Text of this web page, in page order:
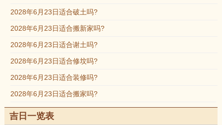
2028年6月23日适合破土吗?
2028年6月23日适合搬新家吗?
2028年6月23日适合谢土吗?
2028年6月23日适合修坟吗?
2028年6月23日适合装修吗?
2028年6月23日适合搬家吗?
吉日一览表